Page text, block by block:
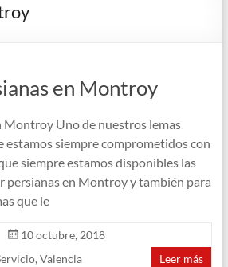
en Montroy
Montroy Uno de nuestros lemas
estamos siempre comprometidos con
siempre estamos disponibles las
persianas en Montroy y también para
que le
10 octubre, 2018
,Valencia Leer más